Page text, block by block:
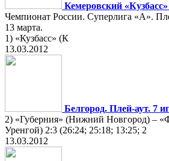
Кемеровский
Чемпионат России. Суперлига «А».
13 марта.
1) «Кузбасс» (К
13.03.2012
Белгород. Плей-аут. 7
2) «Губерния» (Нижний Новгород) –
Уренгой) 2:3 (26:24; 25:18; 13:25; 2
13.03.2012